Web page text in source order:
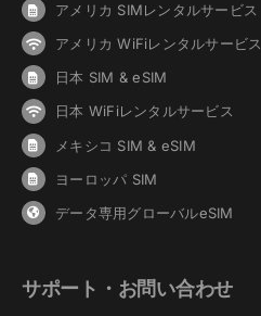
アメリカ SIMレンタルサービス
アメリカ WiFiレンタルサービス
日本 SIM & eSIM
日本 WiFiレンタルサービス
メキシコ SIM & eSIM
ヨーロッパ SIM
データ専用グローバルeSIM
サポート・お問い合わせ